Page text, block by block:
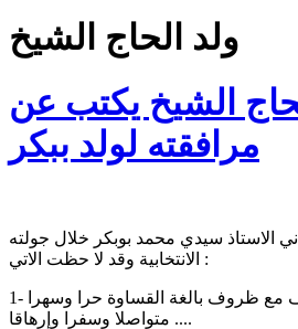
ولد الحاج الشيخ
الشيخ يكتب عن
مرافقته لولد ببكر
الاستاذ سيدي محمد بوبكر خلال جولته
الانتخابية وقد لا حظت الاتي :
1- قدرة فائقة على التكيف مع ظروف بالغة القساوة حرا وسهرا
متواصلا وسفرا وإرهاقا ....